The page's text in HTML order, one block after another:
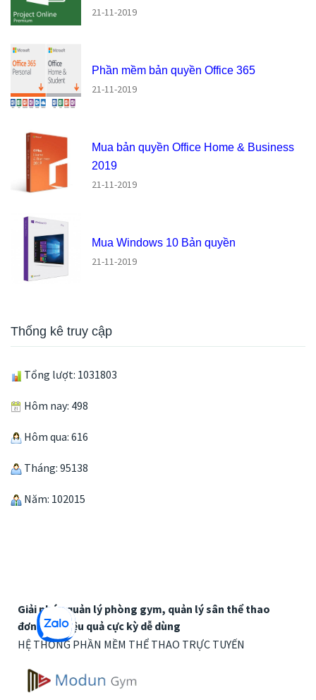
21-11-2019
Phần mềm bản quyền Office 365
21-11-2019
Mua bản quyền Office Home & Business
2019
21-11-2019
Mua Windows 10 Bản quyền
21-11-2019
Thống kê truy cập
Tổng lượt: 1031803
Hôm nay: 498
Hôm qua: 616
Tháng: 95138
Năm: 102015
Giải pháp quản lý phòng gym, quản lý sân thể thao
đơn giản hiệu quả cực kỳ dễ dùng
HỆ THỐNG PHẦN MỀM THỂ THAO TRỰC TUYẾN